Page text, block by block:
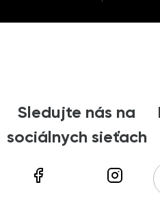
Sledujte nás na
sociálnych sieťach